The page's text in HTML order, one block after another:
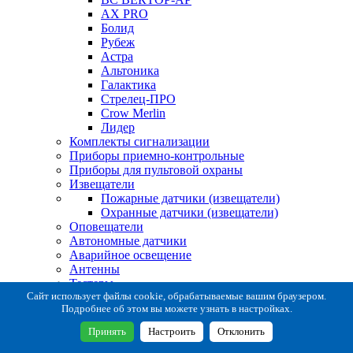
AX PRO
Болид
Рубеж
Астра
Альтоника
Галактика
Стрелец-ПРО
Crow Merlin
Лидер
Комплекты сигнализации
Приборы приемно-контрольные
Приборы для пультовой охраны
Извещатели
Пожарные датчики (извещатели)
Охранные датчики (извещатели)
Оповещатели
Автономные датчики
Аварийное освещение
Антенны
Тестеры
Система сбора извещений
Расходные и монтажные материалы
Коробки коммутационные
Кронштейны для извещателей
Сайт использует файлы cookie, обрабатываемые вашим браузером.
Подробнее об этом вы можете узнать в настройках.
Принять Настроить Отклонить